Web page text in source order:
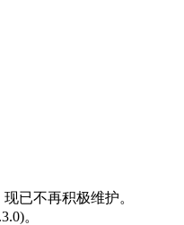
已不再积极维护。
)。